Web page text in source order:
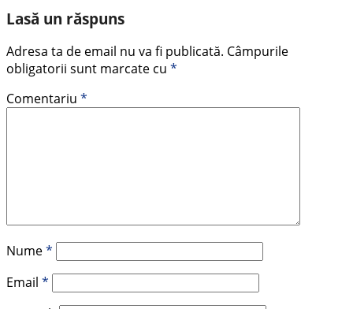
Lasă un răspuns
Adresa ta de email nu va fi publicată. Câmpurile
obligatorii sunt marcate cu *
Comentariu *
Nume*
Email *